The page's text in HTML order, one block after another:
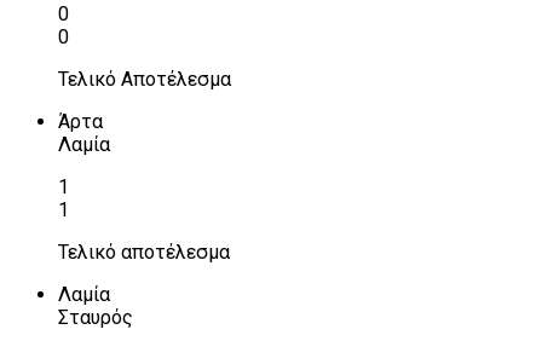
0
0
Τελικό Αποτέλεσμα
Άρτα
Λαμία
1
1
Τελικό αποτέλεσμα
Λαμία
Σταυρός